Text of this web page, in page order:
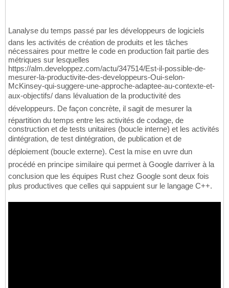
Lanalyse du temps passé par les développeurs de logiciels
dans les activités de création de produits et les tâches
nécessaires pour mettre le code en production fait partie des
métriques sur lesquelles
https://alm.developpez.com/actu/347514/Est-il-possible-de-
mesurer-la-productivite-des-developpeurs-Oui-selon-
McKinsey-qui-suggere-une-approche-adaptee-au-contexte-et-
aux-objectifs/ dans lévaluation de la productivité des
développeurs. De façon concrète, il sagit de mesurer la
répartition du temps entre les activités de codage, de
construction et de tests unitaires (boucle interne) et les activités
dintégration, de test dintégration, de publication et de
déploiement (boucle externe). Cest la mise en uvre dun
procédé en principe similaire qui permet à Google darriver à la
conclusion que les équipes Rust chez Google sont deux fois
plus productives que celles qui sappuient sur le langage C++.